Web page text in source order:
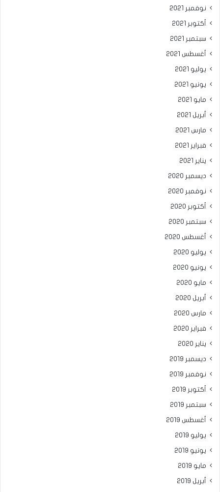
نوفمبر 2021
أكتوبر 2021
سبتمبر 2021
أغسطس 2021
يوليو 2021
يونيو 2021
مايو 2021
أبريل 2021
مارس 2021
فبراير 2021
يناير 2021
ديسمبر 2020
نوفمبر 2020
أكتوبر 2020
سبتمبر 2020
أغسطس 2020
يوليو 2020
يونيو 2020
مايو 2020
أبريل 2020
مارس 2020
فبراير 2020
يناير 2020
ديسمبر 2019
نوفمبر 2019
أكتوبر 2019
سبتمبر 2019
أغسطس 2019
يوليو 2019
يونيو 2019
مايو 2019
أبريل 2019